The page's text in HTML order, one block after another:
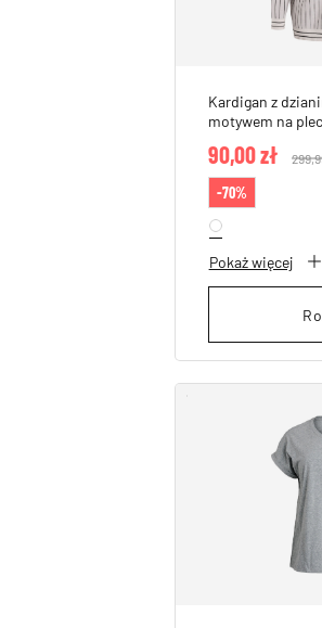
Kardigan z
motywem na
Price
90,00 zł
-70%
Pokaż więcej